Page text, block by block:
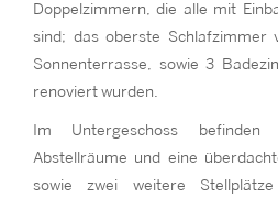
Doppelzimmern, die alle mit
sind; das oberste Schlafzimmer
Sonnenterrasse, sowie 3
renoviert wurden.
Im Untergeschoss befinden
Abstellräume und eine
sowie zwei weitere